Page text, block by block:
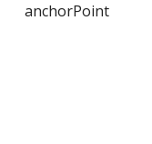
anchorPoint